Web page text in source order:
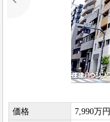
価格
7,990万円